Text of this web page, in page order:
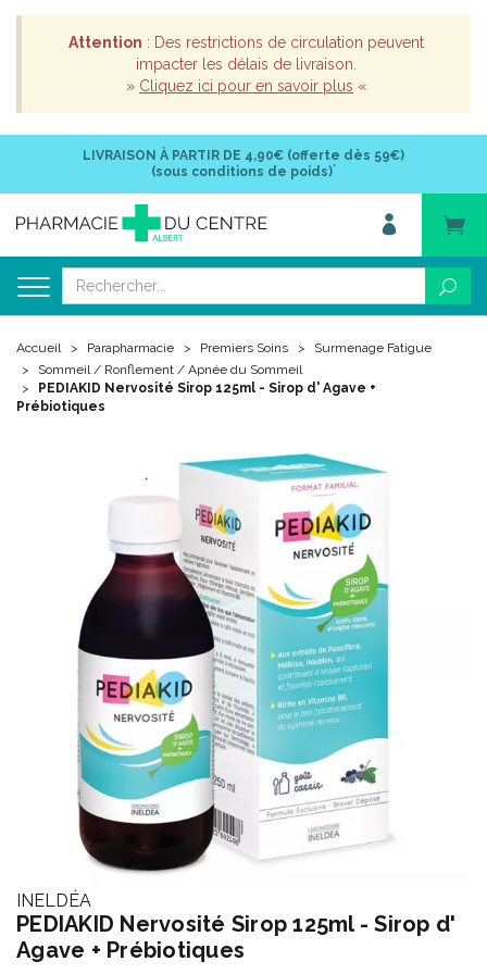
Attention : Des restrictions de circulation peuvent
impacter les délais de livraison.
» Cliquez ici pour en savoir plus «
LIVRAISON À PARTIR DE 4,90€ (offerte dès 59€)
(sous conditions de poids)*
Accueil Parapharmacie Premiers Soins
Surmenage Fatigue
Sommeil / Ronflement / Apnée du Sommeil
PEDIAKID Nervosité Sirop 125ml - Sirop d' Agave +
Prébiotiques
INELDÉA
PEDIAKID Nervosité Sirop 125ml - Sirop d'
Agave + Prébiotiques